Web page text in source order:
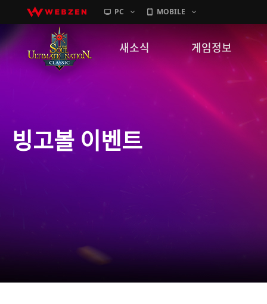
PC MOBILE
새소식
GM노트
게임정보
캐릭터소개
빙고볼 이벤트